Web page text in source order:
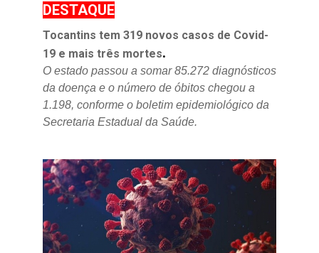
DESTAQUE
Tocantins tem 319 novos casos de Covid-
19 e mais três mortes.
O estado passou a somar 85.272 diagnósticos
da doença e o número de óbitos chegou a
1.198, conforme o boletim epidemiológico da
Secretaria Estadual da Saúde.